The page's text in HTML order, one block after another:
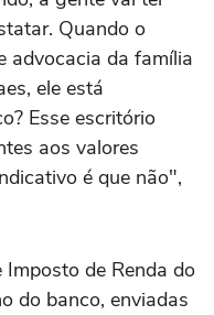
Quando o
advocacia da família
ele está
Esse escritório
aos valores
é que não",
de Renda do
do banco, enviadas